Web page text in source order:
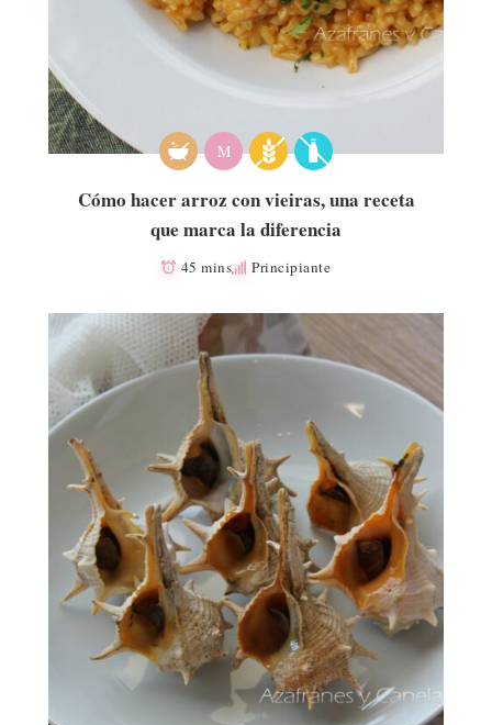
M
Cómo hacer arroz con vieiras, una receta
que marca la diferencia
45 mins Principiante